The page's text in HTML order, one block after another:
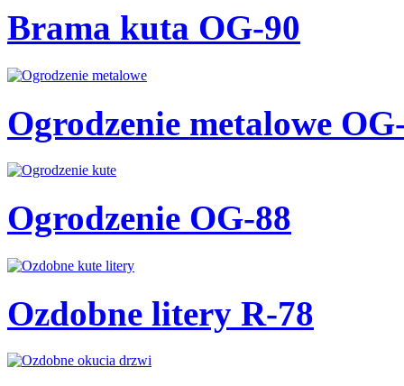
Brama kuta OG-90
Ogrodzenie metalowe
Ogrodzenie OG-88
Ozdobne litery R-78